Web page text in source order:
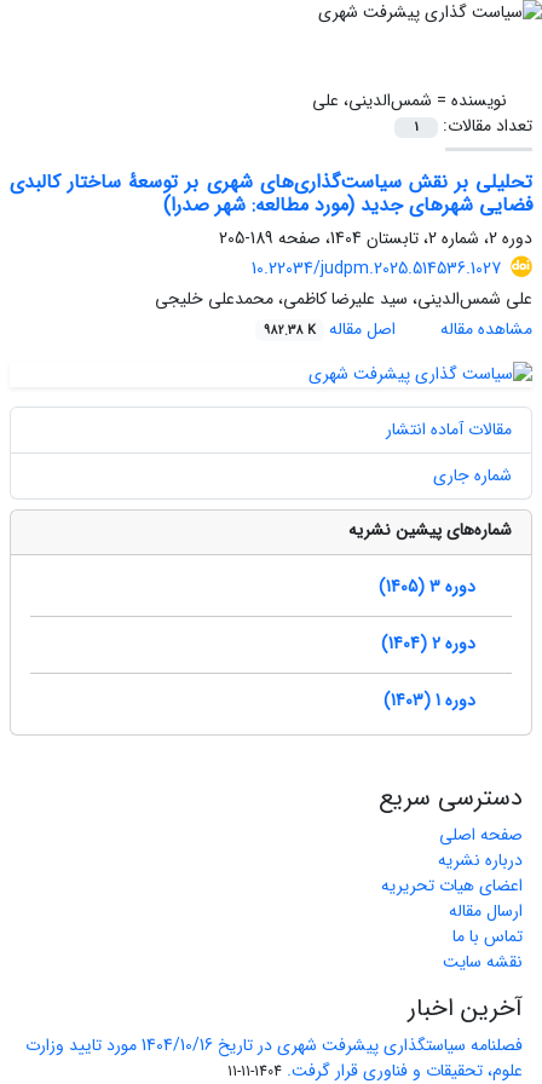
نویسنده = شمس‌‌الدینی، علی
تعداد مقالات:
1
تحلیلی بر نقش سیاست‌گذاری‌های شهری بر توسعۀ ساختار کالبدی
فضایی شهرهای جدید (مورد مطالعه: شهر صدرا)
دوره 2، شماره 2، تابستان 1404، صفحه
189-205
10.22034/judpm.2025.514536.1027
علی شمس‌‌الدینی، سید علیرضا کاظمی، محمدعلی خلیجی
مشاهده مقاله
اصل مقاله 982.38 K
مقالات آماده انتشار
شماره جاری
شماره‌های پیشین نشریه
دوره 3 (1405)
دوره 2 (1404)
دوره 1 (1403)
دسترسی سریع
صفحه اصلی
درباره نشریه
اعضای هیات تحریریه
ارسال مقاله
تماس با ما
نقشه سایت
آخرین اخبار
فصلنامه سیاستگذاری پیشرفت شهری در تاریخ 1404/10/16 مورد تایید وزارت
علوم، تحقیقات و فناوری قرار گرفت. 1404-11-11